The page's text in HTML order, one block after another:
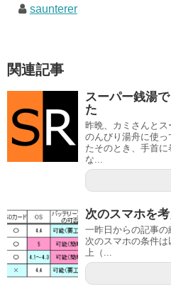
saunterer
関連記事
スーパー銭湯
た
昨晩、カミさんとス
のんびり湯舟に使
たそのとき、手首
な...
次のスマホを考
一昨日からの記事
次のスマホの条件
上（...